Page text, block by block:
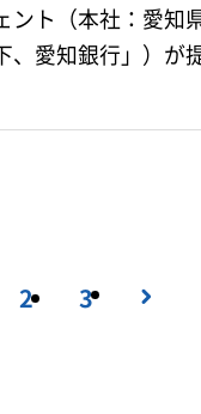
ト（本社：愛知
愛知銀行」）が
2 3